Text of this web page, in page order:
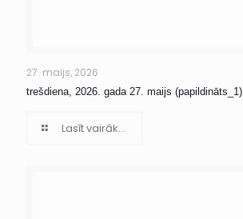
27. maijs, 2026
trešdiena, 2026. gada 27. maijs (papildināts_1)
Lasīt vairāk...